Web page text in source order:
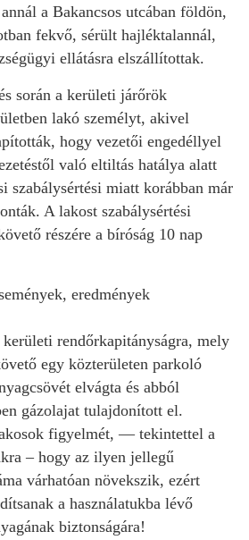
a Bakancsos utcában földön,
fekvő, sérült hajléktalannál,
ellátásra elszállítottak.
során a kerületi járőrök
lakó személyt, akivel
hogy vezetői engedéllyel
való eltiltás hatálya alatt
szabálysértési miatt korábban már
A lakost szabálysértési
részére a bíróság 10 nap
eredmények
rendőrkapitányságra, mely
egy közterületen parkoló
elvágta és abból
gázolajat tulajdonított el.
figyelmét, — tekintettel a
– hogy az ilyen jellegű
várhatóan növekszik, ezért
a használatukba lévő
biztonságára!